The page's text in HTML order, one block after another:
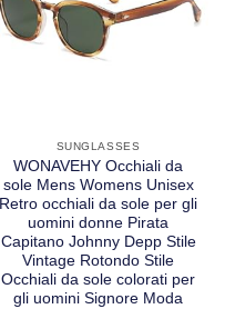
SUNGLASSES
WONAVEHY Occhiali da
sole Mens Womens Unisex
Retro occhiali da sole per gli
uomini donne Pirata
Capitano Johnny Depp Stile
Vintage Rotondo Stile
Occhiali da sole colorati per
gli uomini Signore Moda